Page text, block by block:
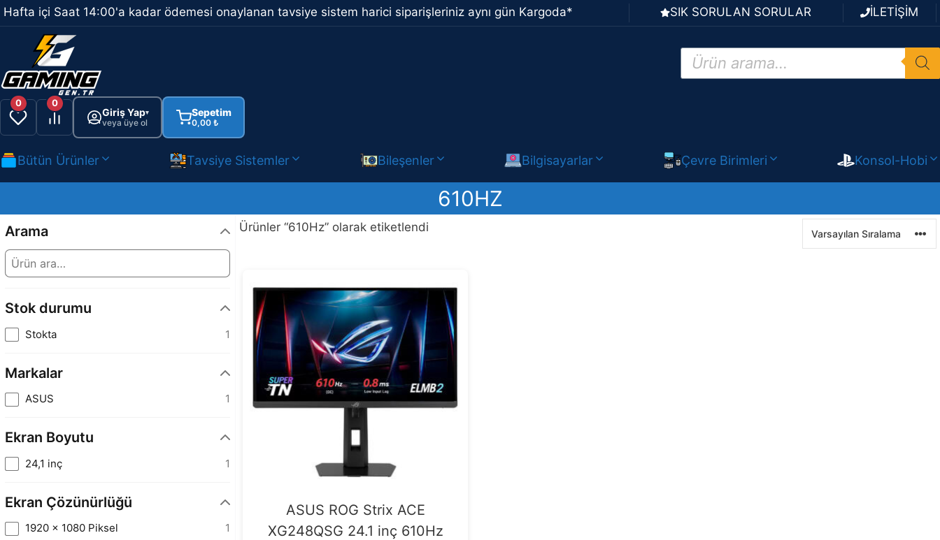
İçeriğe
atla
Hafta içi Saat 14:00'a kadar ödemesi onaylanan tavsiye sistem harici siparişleriniz aynı gün Kargoda* SIK SORULAN SORULAR İLETİŞİM
Products
search
0 0
Giriş Yap▾
veya üye ol
Sepetim
0,00 ₺
Bütün Ürünler Tavsiye Sistemler Bileşenler Bilgisayarlar Çevre Birimleri Konsol-Hobi
610HZ
Ürünler “610Hz” olarak etiketlendi
ASUS ROG Strix ACE
XG248QSG 24.1 inç 610Hz
Arama
Stok durumu
Stokta 1
Markalar
ASUS 1
Ekran Boyutu
24,1 inç 1
Ekran Çözünürlüğü
1920 x 1080 Piksel 1